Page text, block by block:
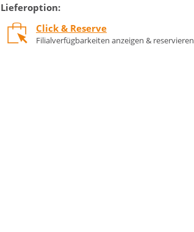
Lieferoption:
Click & Reserve
Filialverfügbarkeiten anzeigen & reservieren